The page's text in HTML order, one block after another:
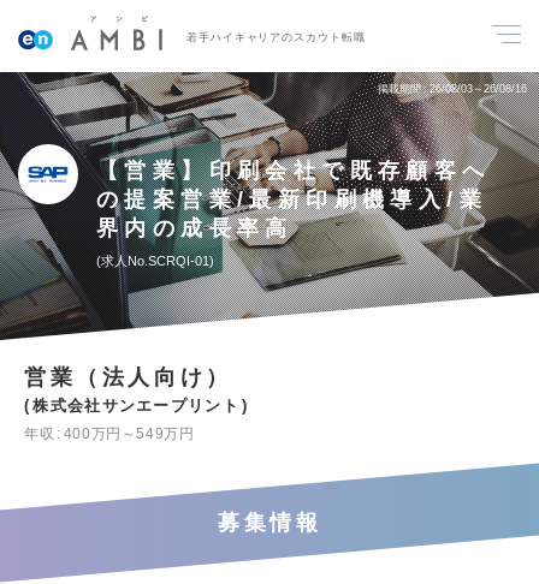
若手ハイキャリアのスカウト転職
掲載期間 26/08/03～26/08/16
【営業】印刷会社で既存顧客へ
の提案営業/最新印刷機導入/業
界内の成長率高
求人No.SCRQI-01
営業（法人向け）
株式会社サンエープリント
年収 400万円～549万円
募集情報